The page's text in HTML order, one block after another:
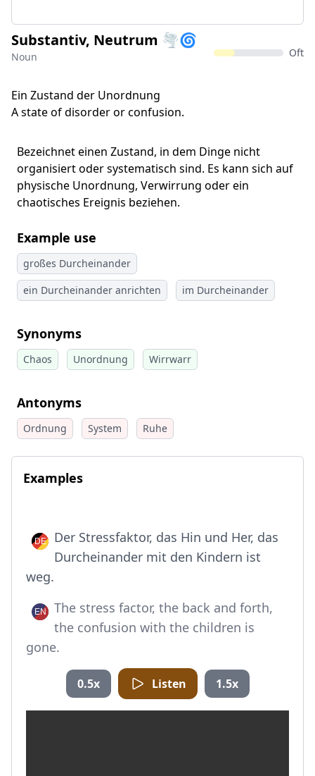
Substantiv, Neutrum 🌪️🌀
Noun Oft
Ein Zustand der Unordnung
A state of disorder or confusion.
Bezeichnet einen Zustand, in dem Dinge nicht
organisiert oder systematisch sind. Es kann sich auf
physische Unordnung, Verwirrung oder ein
chaotisches Ereignis beziehen.
Example use
großes Durcheinander
ein Durcheinander anrichten
im Durcheinander
Synonyms
Chaos Unordnung Wirrwarr
Antonyms
Ordnung System Ruhe
Examples
Der Stressfaktor, das Hin und Her, das
Durcheinander mit den Kindern ist
weg.
The stress factor, the back and forth,
the confusion with the children is
gone.
0.5x Listen 1.5x